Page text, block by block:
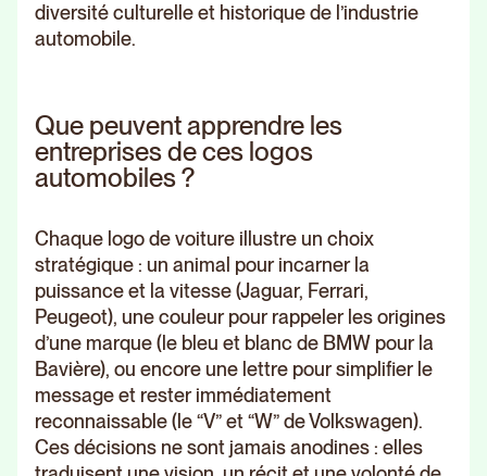
diversité culturelle et historique de l’industrie
automobile.
Que peuvent apprendre les
entreprises de ces logos
automobiles ?
Chaque logo de voiture illustre un choix
stratégique : un animal pour incarner la
puissance et la vitesse (Jaguar, Ferrari,
Peugeot), une couleur pour rappeler les origines
d’une marque (le bleu et blanc de BMW pour la
Bavière), ou encore une lettre pour simplifier le
message et rester immédiatement
reconnaissable (le “V” et “W” de Volkswagen).
Ces décisions ne sont jamais anodines : elles